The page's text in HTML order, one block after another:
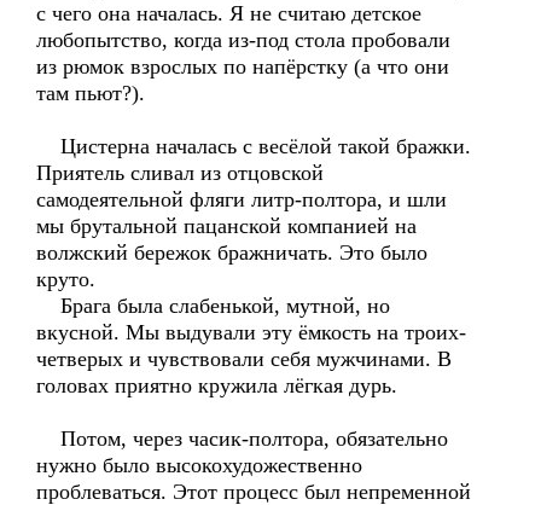
с чего она началась. Я не считаю детское
любопытство, когда из-под стола пробовали
из рюмок взрослых по напёрстку (а что они
там пьют?).
Цистерна началась с весёлой такой бражки.
Приятель сливал из отцовской
самодеятельной фляги литр-полтора, и шли
мы брутальной пацанской компанией на
волжский бережок бражничать. Это было
круто.
Брага была слабенькой, мутной, но
вкусной. Мы выдували эту ёмкость на троих-
четверых и чувствовали себя мужчинами. В
головах приятно кружила лёгкая дурь.
Потом, через часик-полтора, обязательно
нужно было высокохудожественно
проблеваться. Этот процесс был непременной